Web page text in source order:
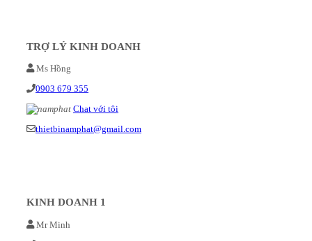
TRỢ LÝ KINH DOANH
Ms Hồng
0903 679 355
Chat với tôi
thietbinamphat@gmail.com
KINH DOANH 1
Mr Minh